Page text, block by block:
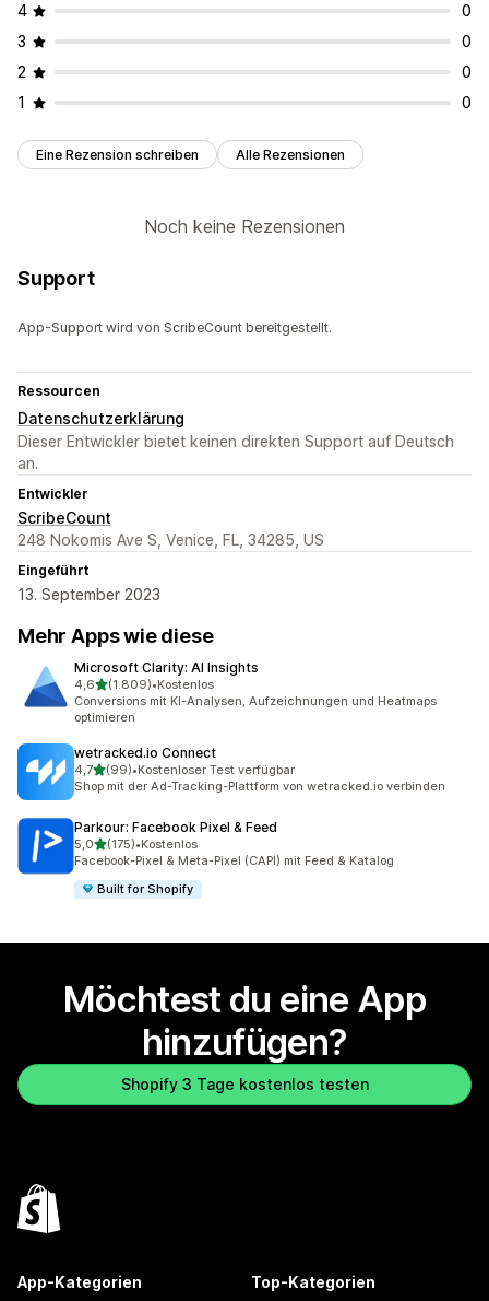
4
0
3
0
2
0
1
0
Eine Rezension schreiben Alle Rezensionen
Noch keine Rezensionen
Support
App-Support wird von ScribeCount bereitgestellt.
Ressourcen
Datenschutzerklärung
Dieser Entwickler bietet keinen direkten Support auf Deutsch
an.
Entwickler
ScribeCount
248 Nokomis Ave S, Venice, FL, 34285, US
Eingeführt
13. September 2023
Mehr Apps wie diese
Microsoft Clarity: AI Insights
4,6von 5 Sternen
(1.809)
1809 Rezensionen insgesamt
•Kostenlos
Conversions mit KI-Analysen, Aufzeichnungen und Heatmaps
optimieren
wetracked.io Connect
4,7von 5 Sternen
(99)
99 Rezensionen insgesamt
•Kostenloser Test verfügbar
Shop mit der Ad-Tracking-Plattform von wetracked.io verbinden
Parkour: Facebook Pixel & Feed
5,0von 5 Sternen
(175)
175 Rezensionen insgesamt
•Kostenlos
Facebook-Pixel & Meta-Pixel (CAPI) mit Feed & Katalog
Built for Shopify
Möchtest du eine App
hinzufügen?
Shopify 3 Tage kostenlos testen
App-Kategorien Top-Kategorien